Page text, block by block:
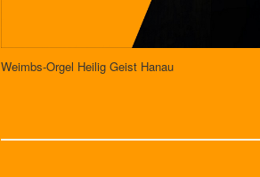
Weimbs-Orgel Heilig Geist Hanau